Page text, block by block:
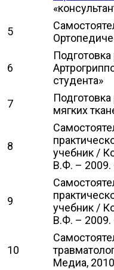
5
6
студента»
7
мягких
8
учебник /
В.Ф. – 2009.
9
учебник /
В.Ф. – 2009.
10
Медиа,